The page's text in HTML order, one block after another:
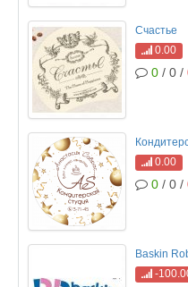
Счастье
0.00
0 / 0 /
0.00
0 / 0 /
Baskin
-